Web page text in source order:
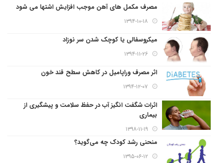
مصرف مکمل های آهن موجب افزایش اشتها می شود
۱۳۹۴-۱۰-۱۸
میکروسفالی یا کوچک شدن سر نوزاد
۱۳۹۴-۱۱-۲۶
اثر مصرف وراپامیل در کاهش سطح قند خون
۱۳۹۴-۱۲-۰۷
اثرات شگفت انگیز آب در حفظ سلامت و پیشگیری از
بیماری
۱۳۹۸-۱۱-۱۹
منحنی رشد کودک چه می‌گوید؟
۱۳۹۵-۰۶-۱۲